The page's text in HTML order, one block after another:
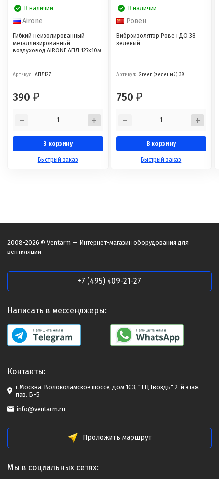
В наличии
Airone
Гибкий неизолированный
металлизированный
воздуховод AIRONE АПЛ 127х10м
Артикул: АПЛ127
390 ₽
В корзину
Быстрый заказ
В наличии
Ровен
Виброизолятор Ровен ДО 38
зеленый
Артикул: Green (зеленый) 38
750 ₽
В корзину
Быстрый заказ
2008-2026 © Ventarm — Интернет-магазин оборудования для
вентиляции
+7 (495) 409-21-27
Написать в мессенджеры:
Контакты:
г.Москва. Волоколамское шоссе, дом 103, "ТЦ Гвоздь" 2-й этаж
пав. Б-5
info@ventarm.ru
Проложить маршрут
Мы в социальных сетях: